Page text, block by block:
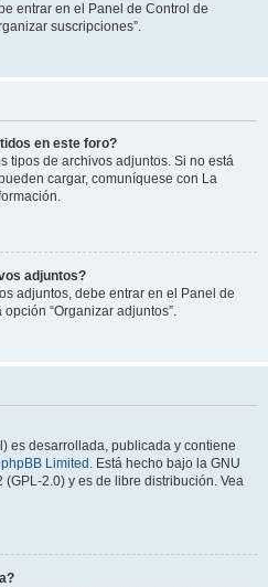
entrar en el Panel de Control de
suscripciones”.
en este foro?
tipos de archivos adjuntos. Si no está
cargar, comuníquese con La
adjuntos?
adjuntos, debe entrar en el Panel de
“Organizar adjuntos”.
es desarrollada, publicada y contiene
phpBB Limited . Está hecho bajo la GNU
2.0) y es de libre distribución. Vea